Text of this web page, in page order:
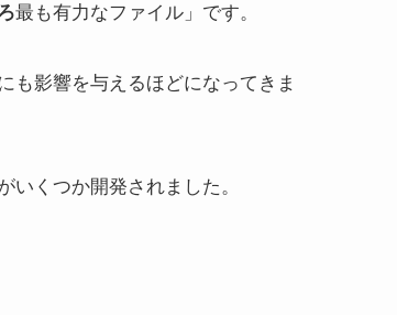
最も有力なファイル」です。
も影響を与えるほどになってきま
くつか開発されました。